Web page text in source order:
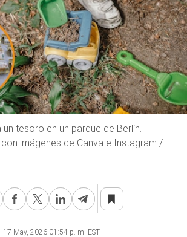
tesoro en un parque de Berlín.
imágenes de Canva e Instagram /
17 May, 2026 01:54 p. m. EST